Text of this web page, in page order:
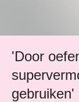
'Door
gebruiken'